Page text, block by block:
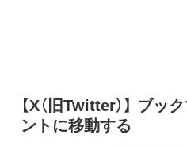
【X（旧Twitter）】 ブ
ントに移動する